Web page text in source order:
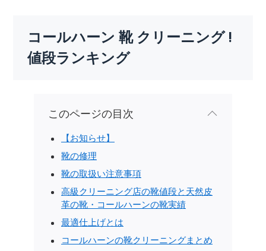
コールハーン 靴 クリーニング !
値段ランキング
このページの目次
【お知らせ】
靴の修理
靴の取扱い注意事項
高級クリーニング店の靴値段と天然皮
革の靴・コールハーンの靴実績
最適仕上げとは
コールハーンの靴クリーニングまとめ